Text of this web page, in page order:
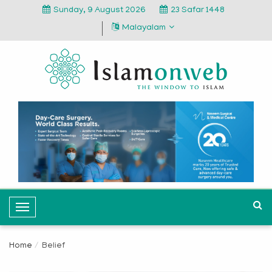
Sunday, 9 August 2026
23 Safar 1448
Malayalam
T
o
Home Belief